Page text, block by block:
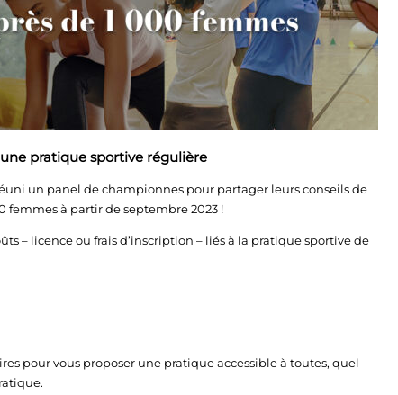
pratique sportive régulière
un panel de championnes pour partager leurs conseils de
femmes à partir de septembre 2023 !
– licence ou frais d’inscription – liés à la pratique sportive de
pour vous proposer une pratique accessible à toutes, quel